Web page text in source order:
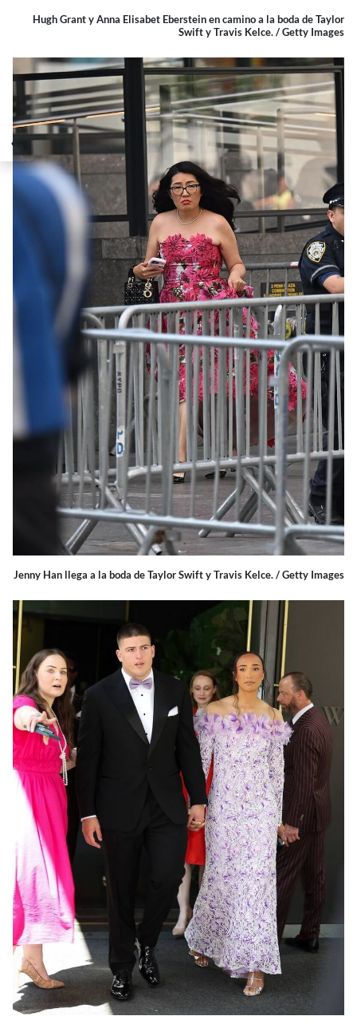
Hugh Grant y Anna Elisabet Eberstein en camino a la boda de Taylor
Swift y Travis Kelce. / Getty Images
Jenny Han llega a la boda de Taylor Swift y Travis Kelce. / Getty Images